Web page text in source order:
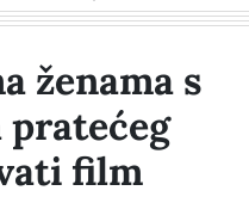
ženama s
film